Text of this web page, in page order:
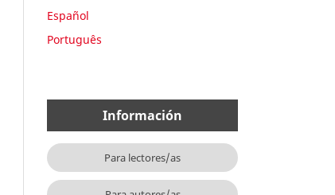
Español
Português
Información
Para lectores/as